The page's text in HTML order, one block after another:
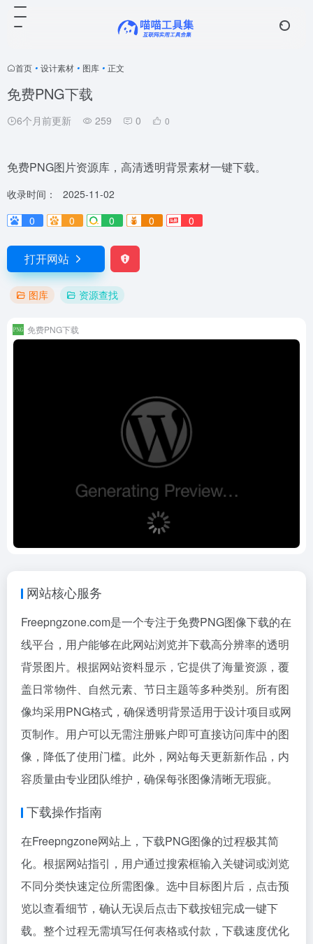
首页 • 设计素材 • 图库 • 正文
免费PNG下载
6个月前更新 259 0 0
免费PNG图片资源库，高清透明背景素材一键下载。
收录时间：
2025-11-02
0
0 0 0 0
打开网站
图库 资源查找
免费PNG下载
网站核心服务
Freepngzone.com是一个专注于免费PNG图像下载的在
线平台，用户能够在此网站浏览并下载高分辨率的透明
背景图片。根据网站资料显示，它提供了海量资源，覆
盖日常物件、自然元素、节日主题等多种类别。所有图
像均采用PNG格式，确保透明背景适用于设计项目或网
页制作。用户可以无需注册账户即可直接访问库中的图
像，降低了使用门槛。此外，网站每天更新新作品，内
容质量由专业团队维护，确保每张图像清晰无瑕疵。
下载操作指南
在Freepngzone网站上，下载PNG图像的过程极其简
化。根据网站指引，用户通过搜索框输入关键词或浏览
不同分类快速定位所需图像。选中目标图片后，点击预
览以查看细节，确认无误后点击下载按钮完成一键下
载。整个过程无需填写任何表格或付款，下载速度优化